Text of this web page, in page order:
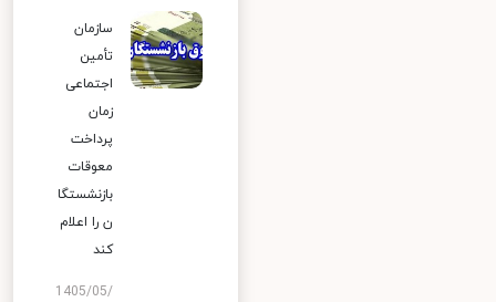
سازمان
تأمین
اجتماعی
زمان
پرداخت
معوقات
بازنشستگا
ن را اعلام
کند
1405/05/